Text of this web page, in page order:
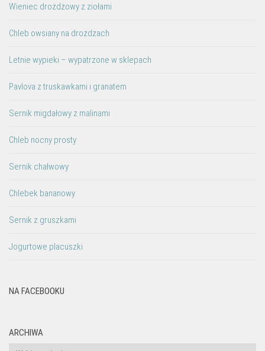
Wieniec drożdżowy z ziołami
Chleb owsiany na drożdżach
Letnie wypieki – wypatrzone w sklepach
Pavlova z truskawkami i granatem
Sernik migdałowy z malinami
Chleb nocny prosty
Sernik chałwowy
Chlebek bananowy
Sernik z gruszkami
Jogurtowe placuszki
NA FACEBOOKU
ARCHIWA